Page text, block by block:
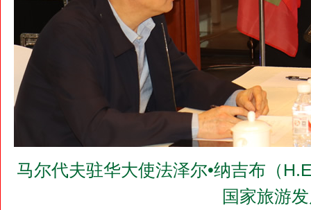
马尔代夫驻华大使法泽尔•纳吉布（
国家旅游